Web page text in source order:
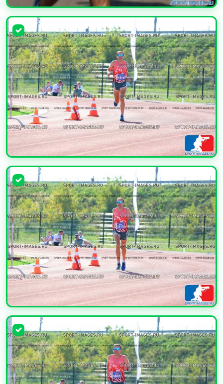
УВЕЛИЧИТЬ
УВЕЛИЧИТЬ
УВЕЛИЧИТЬ